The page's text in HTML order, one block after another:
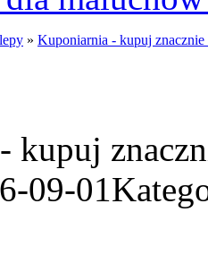
» Kuponiarnia - kupuj
kupuj
09-01